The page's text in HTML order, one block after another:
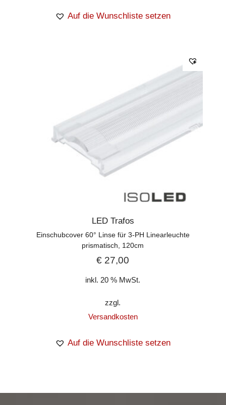
Auf die Wunschliste setzen
LED Trafos
Einschubcover 60° Linse für 3-PH Linearleuchte
prismatisch, 120cm
€ 27,00
inkl. 20 % MwSt.
zzgl.
Versandkosten
Auf die Wunschliste setzen